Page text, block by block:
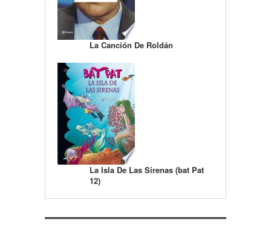
La Canción De Roldán
La Isla De Las Sirenas (bat Pat
12)